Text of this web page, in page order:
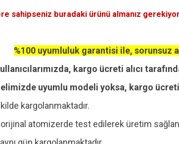
sahipseniz buradaki ürünü almanız gerekiyor
%100 uyumluluk garantisi ile, sorunsuz
kargo ücreti alıcı
elimizde uyumlu modeli yoksa, kargo
kargolanmaktadır.
atomizerde test edilerek üretim